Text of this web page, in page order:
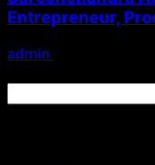
Entrepreneur,
admin